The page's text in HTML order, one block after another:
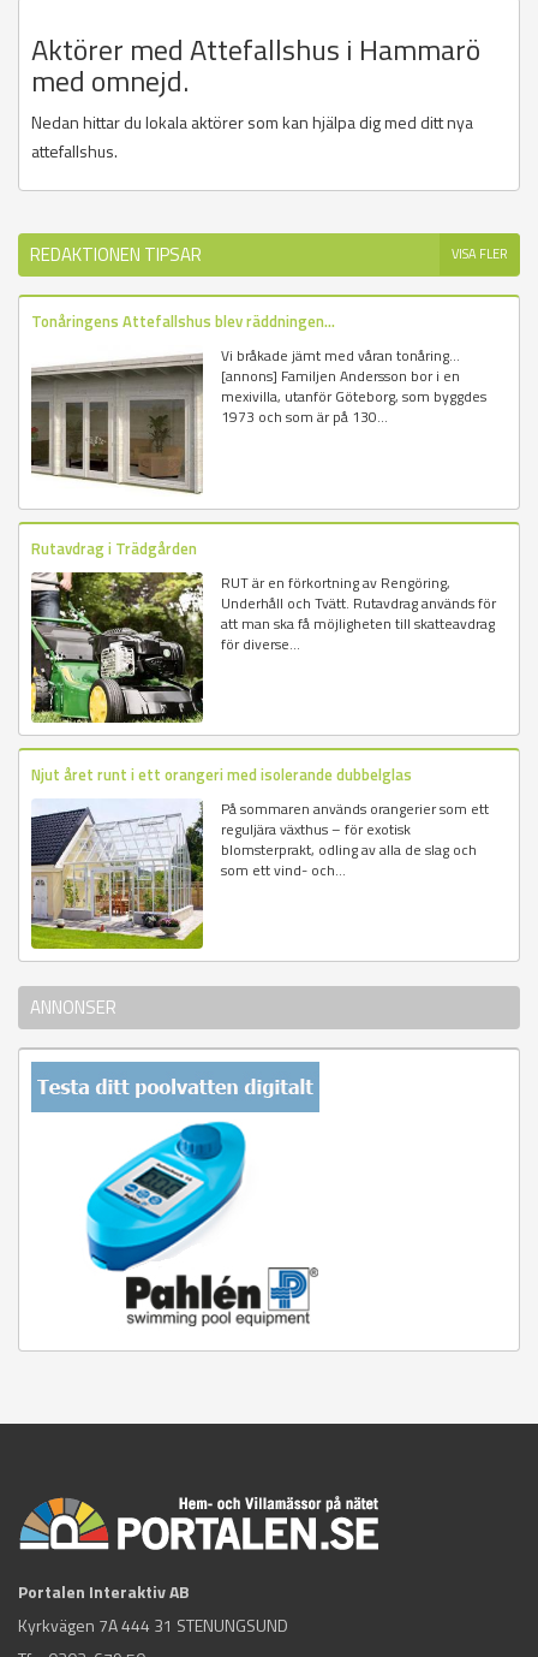
Aktörer med Attefallshus i Hammarö
med omnejd.
Nedan hittar du lokala aktörer som kan hjälpa dig med ditt nya
attefallshus.
REDAKTIONEN TIPSAR VISA FLER
Tonåringens Attefallshus blev räddningen...
Vi bråkade jämt med våran tonåring...
[annons] Familjen Andersson bor i en
mexivilla, utanför Göteborg, som byggdes
1973 och som är på 130...
Rutavdrag i Trädgården
RUT är en förkortning av Rengöring,
Underhåll och Tvätt. Rutavdrag används för
att man ska få möjligheten till skatteavdrag
för diverse...
Njut året runt i ett orangeri med isolerande dubbelglas
På sommaren används orangerier som ett
reguljära växthus – för exotisk
blomsterprakt, odling av alla de slag och
som ett vind- och...
ANNONSER
Portalen Interaktiv AB
Kyrkvägen 7A 444 31 STENUNGSUND